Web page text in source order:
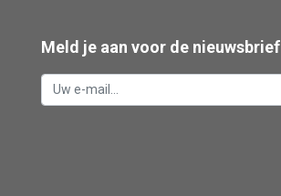
Meld je aan voor de nieuwsbrief